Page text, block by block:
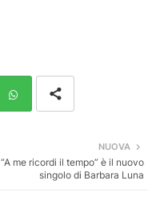
ats
NUOVA
“A me ricordi il tempo” è il nuovo
singolo di Barbara Luna